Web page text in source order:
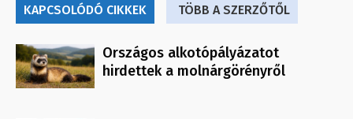
KAPCSOLÓDÓ CIKKEK TÖBB A SZERZŐTŐL
Országos alkotópályázatot
hirdettek a molnárgörényről